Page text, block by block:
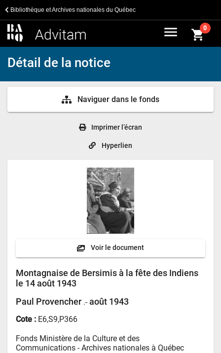
Bibliothèque et Archives nationales du Québec
menu shopping_cart0
Détail de la notice
Naviguer dans le fonds
Imprimer l’écran
Hyperlien
Voir le document
Montagnaise de Bersimis à la fête des Indiens
le 14 août 1943
Paul Provencher .-août 1943
Cote : E6,S9,P366
Fonds Ministère de la Culture et des
Communications - Archives nationales à Québec